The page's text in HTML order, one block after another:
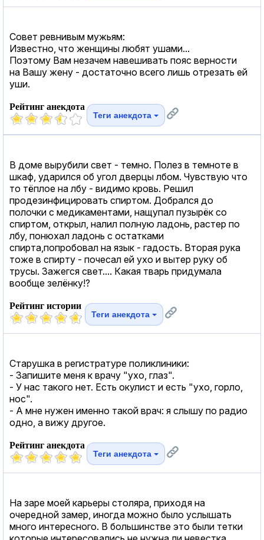
Совет ревнивым мужьям:
Известно, что женщины любят ушами...
Поэтому Вам незачем навешивать пояс верности
на Вашу жену - достаточно всего лишь отрезать ей
уши.
Рейтинг анекдота
Теги анекдота
В доме вырубили свет - темно. Полез в темноте в
шкаф, ударился об угол дверцы лбом. Чувствую что
то тёплое на лбу - видимо кровь. Решил
продезинфицировать спиртом. Добрался до
полочки с медикаментами, нащупал пузырёк со
спиртом, открыл, налил полную ладонь, растер по
лбу, понюхал ладонь с остатками
спирта,попробовал на язык - гадость. Вторая рука
тоже в спирту - почесал ей ухо и вытер руку об
трусы. Зажегся свет.... Какая тварь придумала
вообще зелёнку!?
Рейтинг истории
Теги анекдота
Старушка в регистратуре поликлиники:
- Запишите меня к врачу "ухо, глаз".
- У нас такого нет. Есть окулист и есть "ухо, горло,
нос".
- А мне нужен именно такой врач: я слышу по радио
одно, а вижу другое.
Рейтинг анекдота
Теги анекдота
На заре моей карьеры столяра, приходя на
очередной замер, иногда можно было услышать
много интересного. В большинстве это были тетки